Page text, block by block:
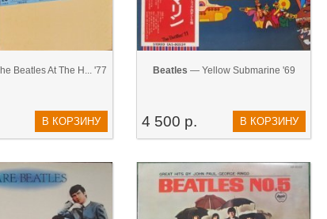
Beatles At The H... '77
В КОРЗИНУ
Beatles — Yellow Submarine '69
4 500 р. В КОРЗИНУ